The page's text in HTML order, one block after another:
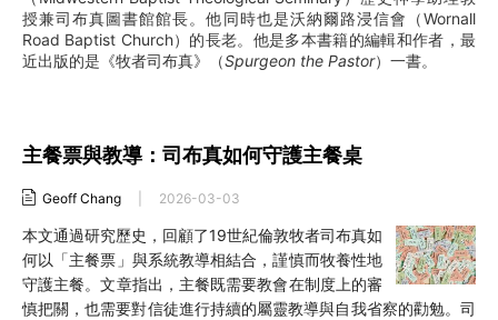
團契生活與禱告
烏茲別克語
达里语
波斯語
法語
羅馬尼亞語
波蘭語
越南語
意大利語
德語
授兼司布真圖書館館長。他同時也是沃納爾路浸信會（Wornall
Road Baptist Church）的長老。他是多本書籍的編輯和作者，最
近出版的是《牧者司布真》（Spurgeon the Pastor）一書。
主餐票與教導：司布真如何守護主餐桌
Geoff Chang 2026-03-03
本文通過研究歷史，回顧了19世紀倫敦牧者司布真如
何以「主餐票」與系統教導相結合，謹慎而牧養性地
守護主餐。文章指出，主餐既需要教會在制度上的審
慎把關，也需要對信徒進行持續的屬靈教導與自我省察的勸勉。司